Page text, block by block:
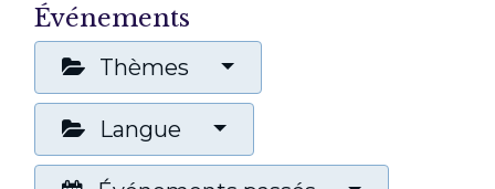
Événements
Thèmes
Langue